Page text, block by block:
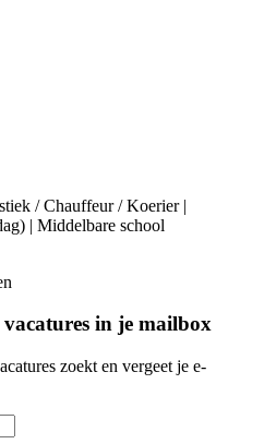
/ Chauffeur / Koerier |
| Middelbare school
in je mailbox
zoekt en vergeet je e-